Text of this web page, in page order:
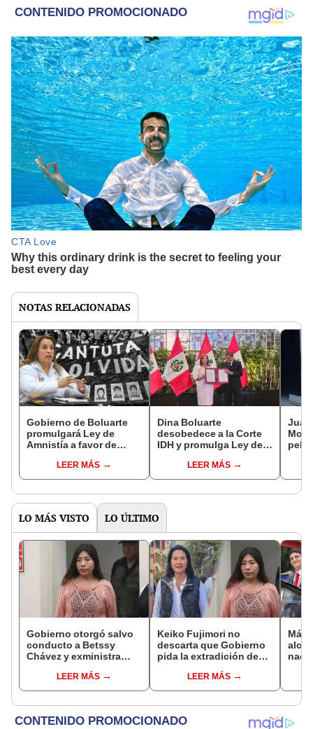
NOTAS RELACIONADAS
Gobierno de Boluarte
promulgará Ley de
Amnistía a favor de
desconoce Corte IDH
LEER MÁS
Dina Boluarte
desobedece a la Corte
IDH y promulga Ley de
a policías y militares
que violaron los DD.HH.
LEER MÁS
Juan
LO MÁS VISTO LO ÚLTIMO
Gobierno otorgó salvo
conducto a Betssy
Chávez y exministra
madrugadaLEER MÁS
Keiko Fujimori no
descarta que Gobierno
pida la extradición de
dentro de nuestras
facultades"
LEER MÁS
Más